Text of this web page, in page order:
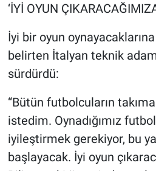
‘İYİ OYUN
İyi bir oyun oynayacaklarına
belirten İtalyan teknik
sürdürdü:
“Bütün futbolcuların takıma
istedim. Oynadığımız
iyileştirmek gerekiyor, bu
başlayacak. İyi oyun